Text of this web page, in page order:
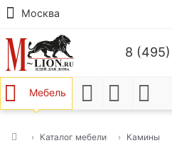
Москва
8 (495)
Мебель
Каталог мебели Камины